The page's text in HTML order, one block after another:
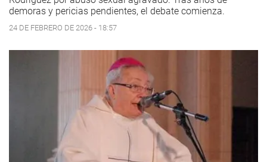
demoras y pericias pendientes, el debate comienza.
24 DE FEBRERO DE 2026 - 18:57